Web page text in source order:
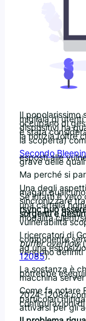
Il popolarissimo
migliaia di
occupano di
dispositivi ha
è stata
la notizia (oltre
la scoperta)
Secondo
esposti alle
grave delle
Ma perché si
Una degli
magari
Se infatti è vero
sincronizzare
una cartella
rsync può
sorgenti e
modalità client/
vulnerabilità
I ricercatori di
componente
buffer overflow
ad una
vengono definiti
12085).
La sostanza è
potrebbe
macchina
Come fa notare
2024-12084
particolari
configurazioni
attivarsi per gli